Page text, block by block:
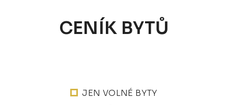
CENÍK BYTŮ
JEN VOLNÉ BYTY